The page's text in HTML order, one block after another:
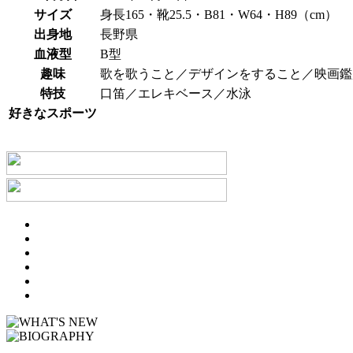
サイズ
身長165・靴25.5・B81・W64・H89（cm）
出身地
長野県
血液型
B型
趣味
歌を歌うこと／デザインをすること／映画
特技
口笛／エレキベース／水泳
好きなスポーツ